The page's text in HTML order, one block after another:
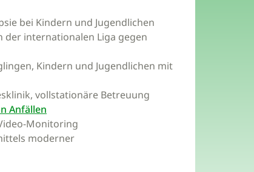
bei Kindern und Jugendlichen
der internationalen Liga gegen
Kindern und Jugendlichen mit
vollstationäre Betreuung
Anfällen
Monitoring
moderner